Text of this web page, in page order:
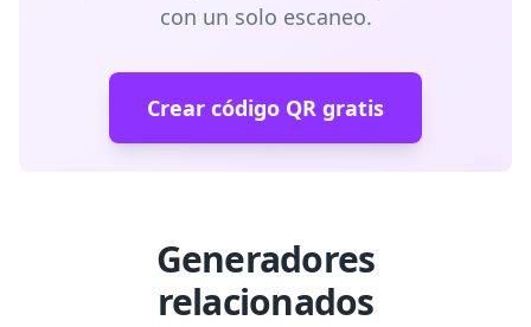
con un solo escaneo.
Crear código QR gratis
Generadores
relacionados